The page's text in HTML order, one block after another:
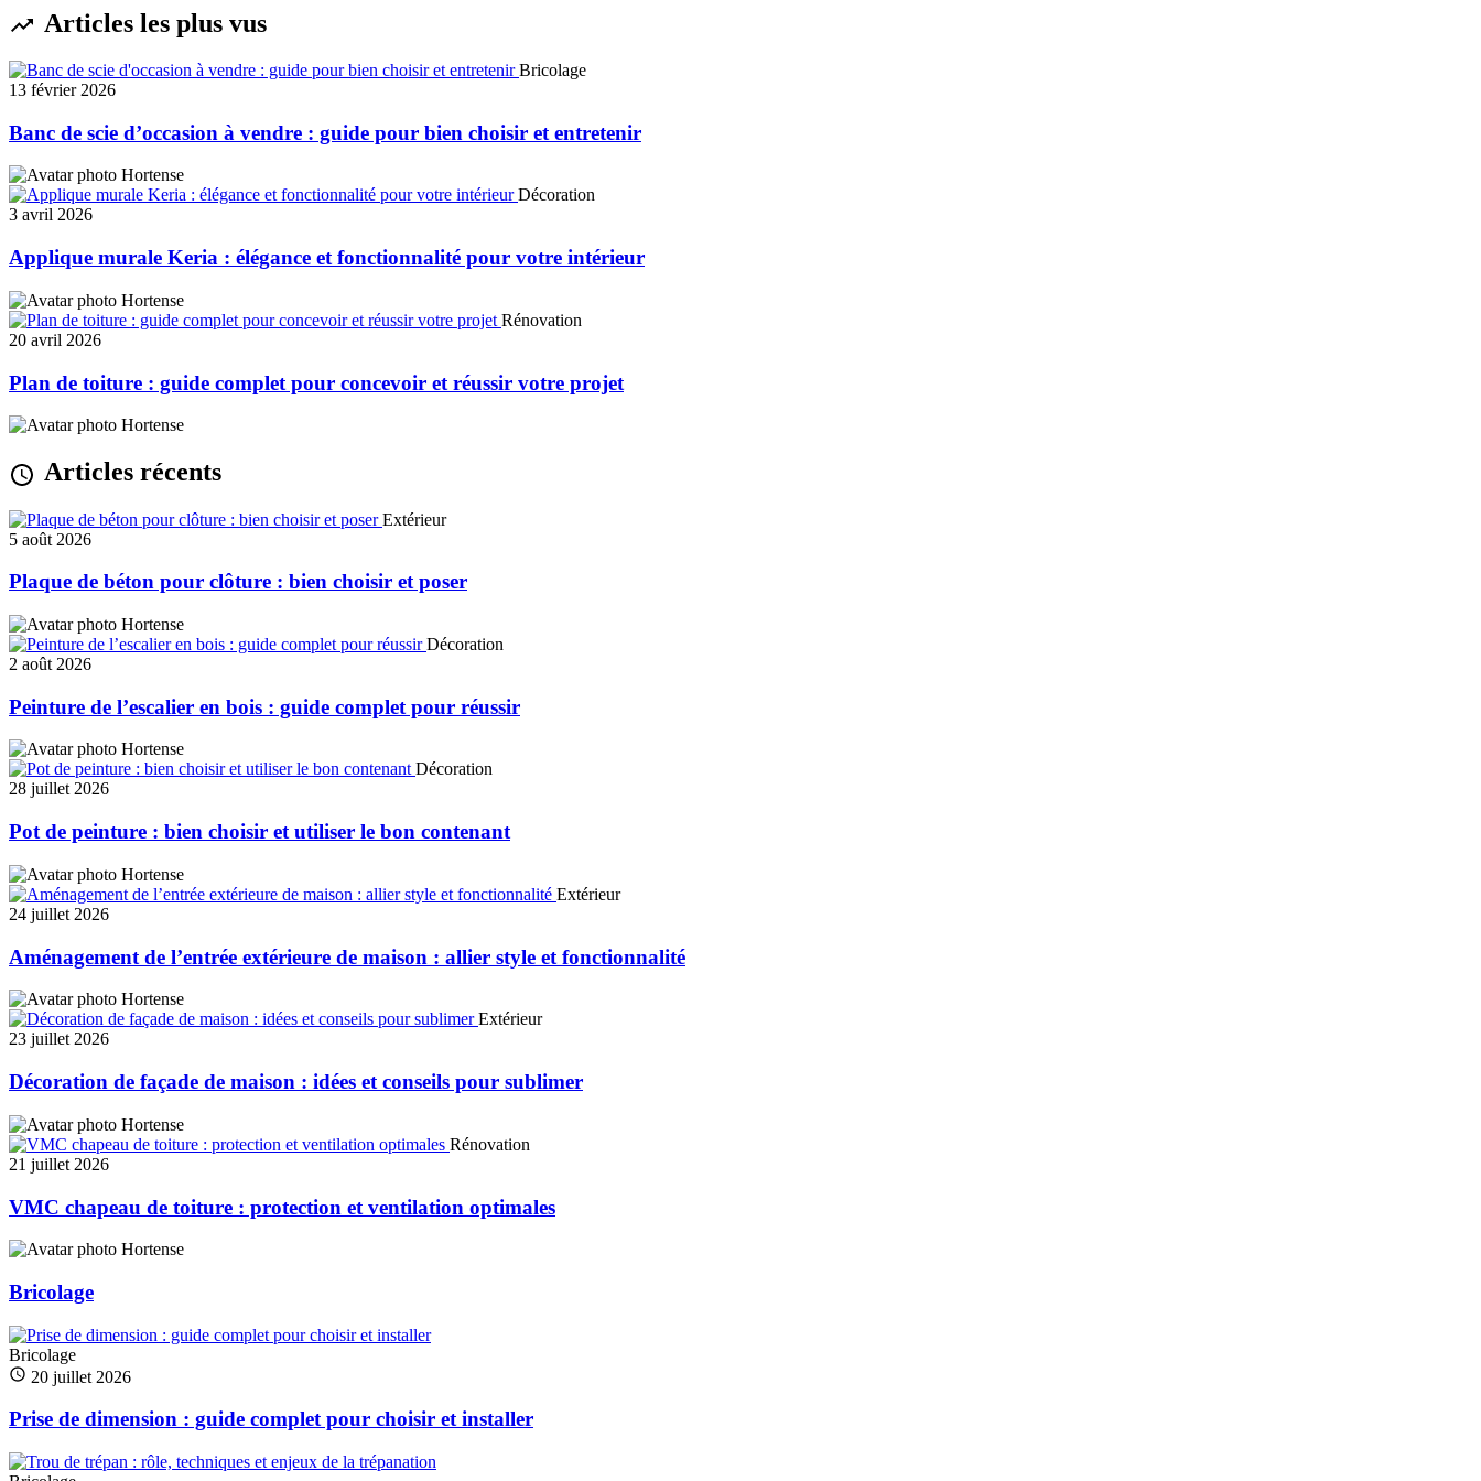
Articles les plus vus
Bricolage
13 février 2026
Banc de scie d’occasion à vendre : guide pour bien choisir et entretenir
Hortense
Décoration
3 avril 2026
Applique murale Keria : élégance et fonctionnalité pour votre intérieur
Hortense
Rénovation
20 avril 2026
Plan de toiture : guide complet pour concevoir et réussir votre projet
Hortense
Articles récents
Extérieur
5 août 2026
Plaque de béton pour clôture : bien choisir et poser
Hortense
Décoration
2 août 2026
Peinture de l’escalier en bois : guide complet pour réussir
Hortense
Décoration
28 juillet 2026
Pot de peinture : bien choisir et utiliser le bon contenant
Hortense
Extérieur
24 juillet 2026
Aménagement de l’entrée extérieure de maison : allier style et fonctionnalité
Hortense
Extérieur
23 juillet 2026
Décoration de façade de maison : idées et conseils pour sublimer
Hortense
Rénovation
21 juillet 2026
VMC chapeau de toiture : protection et ventilation optimales
Hortense
Bricolage
Bricolage
20 juillet 2026
Prise de dimension : guide complet pour choisir et installer